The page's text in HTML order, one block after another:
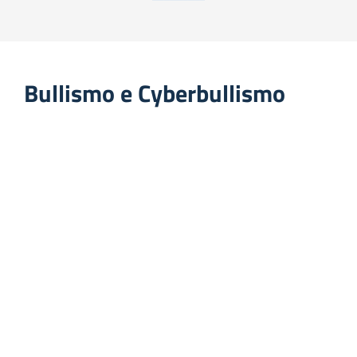
Bullismo e Cyberbullismo